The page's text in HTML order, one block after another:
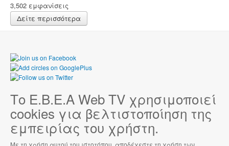
3,502 εμφανίσεις
Δείτε περισσότερα
Το Ε.Β.Ε.Α Web TV χρησιμοποιεί
cookies για βελτιστοποίηση της
εμπειρίας του χρήστη.